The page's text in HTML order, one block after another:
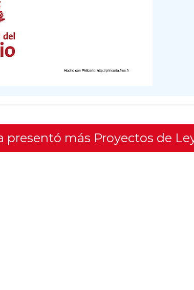
presentó más Proyectos de